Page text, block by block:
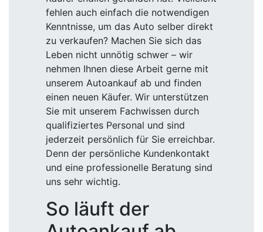
fehlen auch einfach die notwendigen
Kenntnisse, um das Auto selber direkt
zu verkaufen? Machen Sie sich das
Leben nicht unnötig schwer – wir
nehmen Ihnen diese Arbeit gerne mit
unserem Autoankauf ab und finden
einen neuen Käufer. Wir unterstützen
Sie mit unserem Fachwissen durch
qualifiziertes Personal und sind
jederzeit persönlich für Sie erreichbar.
Denn der persönliche Kundenkontakt
und eine professionelle Beratung sind
uns sehr wichtig.
So läuft der